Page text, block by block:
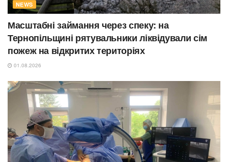
NEWS
Масштабні займання через спеку: на
Тернопільщині рятувальники ліквідували сім
пожеж на відкритих територіях
01.08.2026